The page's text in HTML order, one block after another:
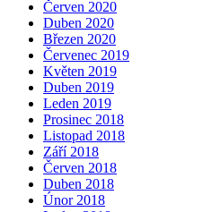
Červen 2020
Duben 2020
Březen 2020
Červenec 2019
Květen 2019
Duben 2019
Leden 2019
Prosinec 2018
Listopad 2018
Září 2018
Červen 2018
Duben 2018
Únor 2018